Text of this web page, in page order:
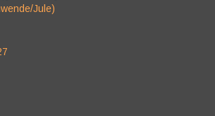
Jule)